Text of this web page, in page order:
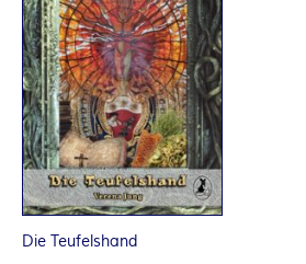
E
L
–
D
E
Die Teufelshand